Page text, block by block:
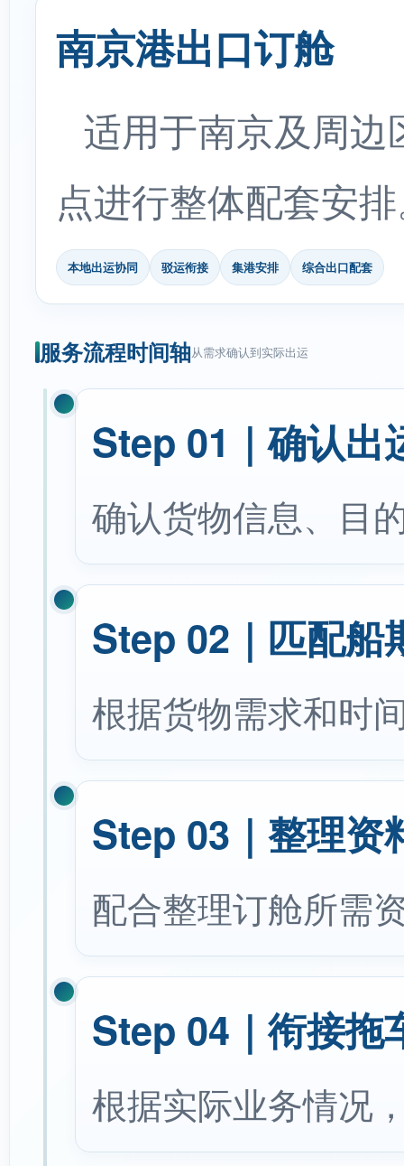
南京港出口订舱
适用于南京及周
点进行整体配套安
本地出运协同 驳运衔接 集港安排 综合出口配套
服务流程时间轴从需求确认到实际出运
Step 01｜确认出
确认货物信息、目
Step 02｜匹配船
根据货物需求和时
Step 03｜整理资
配合整理订舱所需
Step 04｜衔接拖
根据实际业务情况